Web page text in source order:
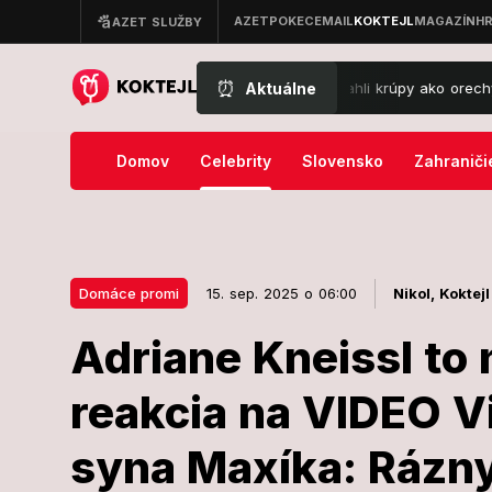
⏰ Aktuálne
obrat počasia: Oravu zasiahli krúpy ako orechy, voda sa
Domov Celebrity Slovensko
Domáce promi 15. sep. 2025 o 06:00 Nikol, Koktejl
Adriane Kneissl to
reakcia na VIDEO
syna Maxíka:
Adriane